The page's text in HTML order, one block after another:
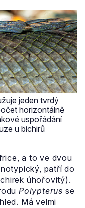
jeden tvrdý
horizontálně
uspořádání
u bichirů
a to ve dvou
patří do
úhořovitý).
Polypterus se
Má velmi